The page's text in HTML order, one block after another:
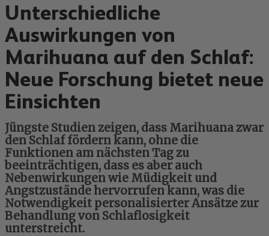
Unterschiedliche
Auswirkungen von
Marihuana auf den Schlaf:
Neue Forschung bietet neue
Einsichten
Jüngste Studien zeigen, dass Marihuana zwar
den Schlaf fördern kann, ohne die
Funktionen am nächsten Tag zu
beeinträchtigen, dass es aber auch
Nebenwirkungen wie Müdigkeit und
Angstzustände hervorrufen kann, was die
Notwendigkeit personalisierter Ansätze zur
Behandlung von Schlaflosigkeit
unterstreicht.